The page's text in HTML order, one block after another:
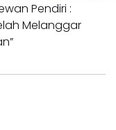
Pendiri :
Melanggar